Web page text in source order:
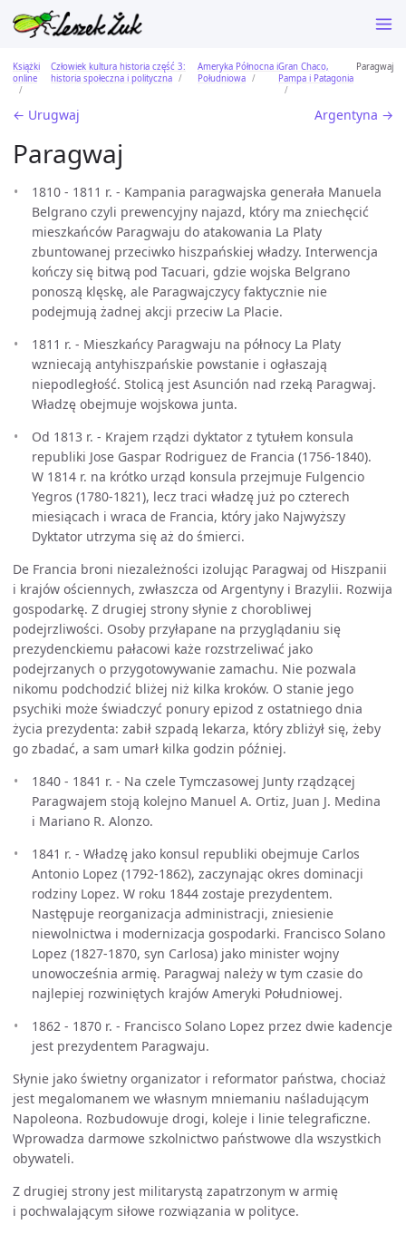
Książki
online
Człowiek kultura historia część 3:
historia społeczna i polityczna
Ameryka Północna i
Południowa
Gran Chaco,
Pampa i Patagonia
Paragwaj
← Urugwaj Argentyna →
Paragwaj
1810 - 1811 r. - Kampania paragwajska generała Manuela
Belgrano czyli prewencyjny najazd, który ma zniechęcić
mieszkańców Paragwaju do atakowania La Platy
zbuntowanej przeciwko hiszpańskiej władzy. Interwencja
kończy się bitwą pod Tacuari, gdzie wojska Belgrano
ponoszą klęskę, ale Paragwajczycy faktycznie nie
podejmują żadnej akcji przeciw La Placie.
1811 r. - Mieszkańcy Paragwaju na północy La Platy
wzniecają antyhiszpańskie powstanie i ogłaszają
niepodległość. Stolicą jest Asunción nad rzeką Paragwaj.
Władzę obejmuje wojskowa junta.
Od 1813 r. - Krajem rządzi dyktator z tytułem konsula
republiki Jose Gaspar Rodriguez de Francia (1756-1840).
W 1814 r. na krótko urząd konsula przejmuje Fulgencio
Yegros (1780-1821), lecz traci władzę już po czterech
miesiącach i wraca de Francia, który jako Najwyższy
Dyktator utrzyma się aż do śmierci.
De Francia broni niezależności izolując Paragwaj od Hiszpanii
i krajów ościennych, zwłaszcza od Argentyny i Brazylii. Rozwija
gospodarkę. Z drugiej strony słynie z chorobliwej
podejrzliwości. Osoby przyłapane na przyglądaniu się
prezydenckiemu pałacowi każe rozstrzeliwać jako
podejrzanych o przygotowywanie zamachu. Nie pozwala
nikomu podchodzić bliżej niż kilka kroków. O stanie jego
psychiki może świadczyć ponury epizod z ostatniego dnia
życia prezydenta: zabił szpadą lekarza, który zbliżył się, żeby
go zbadać, a sam umarł kilka godzin później.
1840 - 1841 r. - Na czele Tymczasowej Junty rządzącej
Paragwajem stoją kolejno Manuel A. Ortiz, Juan J. Medina
i Mariano R. Alonzo.
1841 r. - Władzę jako konsul republiki obejmuje Carlos
Antonio Lopez (1792-1862), zaczynając okres dominacji
rodziny Lopez. W roku 1844 zostaje prezydentem.
Następuje reorganizacja administracji, zniesienie
niewolnictwa i modernizacja gospodarki. Francisco Solano
Lopez (1827-1870, syn Carlosa) jako minister wojny
unowocześnia armię. Paragwaj należy w tym czasie do
najlepiej rozwiniętych krajów Ameryki Południowej.
1862 - 1870 r. - Francisco Solano Lopez przez dwie kadencje
jest prezydentem Paragwaju.
Słynie jako świetny organizator i reformator państwa, chociaż
jest megalomanem we własnym mniemaniu naśladującym
Napoleona. Rozbudowuje drogi, koleje i linie telegraficzne.
Wprowadza darmowe szkolnictwo państwowe dla wszystkich
obywateli.
Z drugiej strony jest militarystą zapatrzonym w armię
i pochwalającym siłowe rozwiązania w polityce.